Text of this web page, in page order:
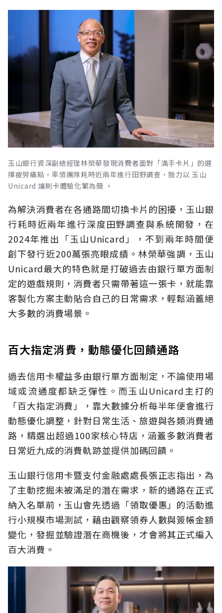
玉山銀行資深副總經理林榮華發現消費者面對「滿手卡片」的選
擇疲勞痛點，率領團隊耗時近兩年進行田野調查，致力以 玉山
Unicard 讓刷卡體驗化繁為簡 。
為解決消費者在各通路間切換卡片的困擾，玉山銀
行耗時近兩年進行深度田野調查與系統開發，在
2024年推出「玉山Unicard」，不到兩年時間便
創下發行近200萬張亮眼成績。林榮華強調，玉山
Unicard最大的特色就是打破過去由銀行單方面制
定的遊戲規則，消費者只需帶著這一張卡，就能靠
客製化方案主動貼合自己的日常需求，輕鬆涵蓋絕
大多數的消費場景。
百大指定消費，動態優化回饋通路
過去信用卡權益多由銀行單方面制定，不論使用場
域或流通度都缺乏彈性。而玉山Unicard主打的
「百大指定消費」，靠大數據分析每半年便會進行
動態優化調整，針對日常生活、旅遊與各類消費通
路，精選出超過100家核心特店，涵蓋多數消費者
日常近九成的消費軌跡並提供加碼回饋。
玉山銀行信用卡暨支付金融處處長張正志指出，為
了主動挖掘未被滿足的潛在需求，新的通路在正式
納入名單前，玉山會先透過「領取優惠」的活動進
行小規模市場測試，藉由觀察領券人數與簽帳金額
變化，發掘並驗證潛在商機後，才會將其正式編入
百大消費。